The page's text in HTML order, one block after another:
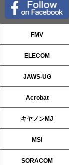
FMV
ELECOM
JAWS-UG
Acrobat
キヤノンMJ
MSI
SORACOM